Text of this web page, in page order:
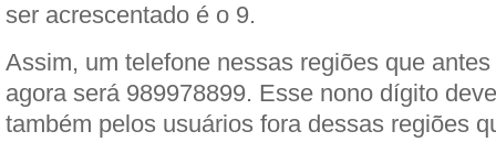
ser acrescentado é o 9.
Assim, um telefone nessas regiões que
agora será 989978899. Esse nono dígito
também pelos usuários fora dessas regiões